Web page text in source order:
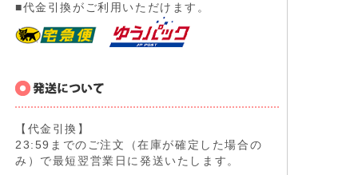
■代金引換がご利用いただけます。
【代金引換】
23:59までのご注文（在庫が確定した場合の
み）で最短翌営業日に発送いたします。